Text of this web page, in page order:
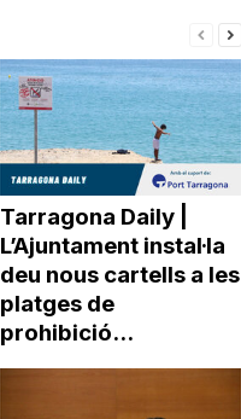
Tarragona Daily |
L’Ajuntament instal·la
deu nous cartells a les
platges de
prohibició...